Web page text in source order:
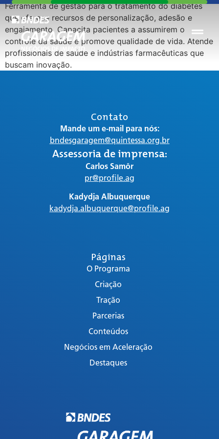
Ferramenta de gestão para o tratamento do diabetes
que oferece recursos de personalização, adesão e
engajamento. Capacita pacientes a assumirem o
controle da saúde e promove qualidade de vida. Atende
profissionais de saúde e indústrias farmacêuticas que
buscam inovação.
Páginas
O Programa
Criação
Tração
Parcerias
Conteúdos
Negócios em Aceleração
Destaques
Contato
Mande um e-mail para nós:
bndesgaragem@quintessa.org.br
Assessoria de imprensa:
Carlos Samôr
pr@profile.ag
Kadydja Albuquerque
kadydja.albuquerque@profile.ag